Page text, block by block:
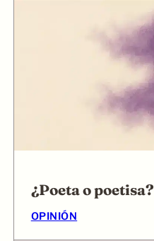
¿Poeta o poetisa?
OPINIÓN